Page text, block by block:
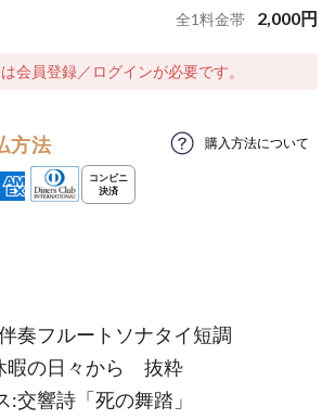
全1料金帯 2,000円
会員登録／ログインが必要です。
方法 購入方法について
奏フルートソナタイ短調
暇の日々から 抜粋
:交響詩「死の舞踏」